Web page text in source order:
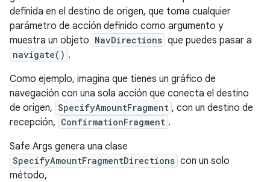
definida en el destino de origen, que toma cualquier
parámetro de acción definido como argumento y
muestra un objeto NavDirections que puedes pasar a
navigate() .
Como ejemplo, imagina que tienes un gráfico de
navegación con una sola acción que conecta el destino
de origen, SpecifyAmountFragment , con un destino de
recepción, ConfirmationFragment .
Safe Args genera una clase
SpecifyAmountFragmentDirections con un solo
método,